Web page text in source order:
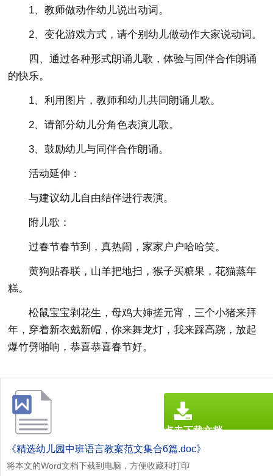
1、教师做动作幼儿说出动词。
2、变化游戏方式，请个别幼儿做动作大家说动词。
四、通过各种形式朗诵儿歌，体验与同伴合作朗诵
的快乐。
1、利用图片，教师和幼儿共同朗诵儿歌。
2、请部分幼儿分角色表演儿歌。
3、鼓励幼儿与同伴合作朗诵。
活动延伸：
与建议幼儿自由结伴进行表演。
附儿歌：
过春节春节到，真热闹，家家户户哈哈笑。
黄狗贴春联，山羊把地扫，猴子买糖果，花猫蒸年
糕。
松鼠宝宝剥花生，母鸡大婶搓元宵，三个小猪来拜
年，穿着新衣戴新帽，你来舞龙灯，我来踩高跷，放起
爆竹劈啪响，恭喜恭喜春节好。
《精选幼儿园中班语言教案范文集合6篇.doc》
将本文的Word文档下载到电脑，方便收藏和打印
点击下载文档
文档为doc格式